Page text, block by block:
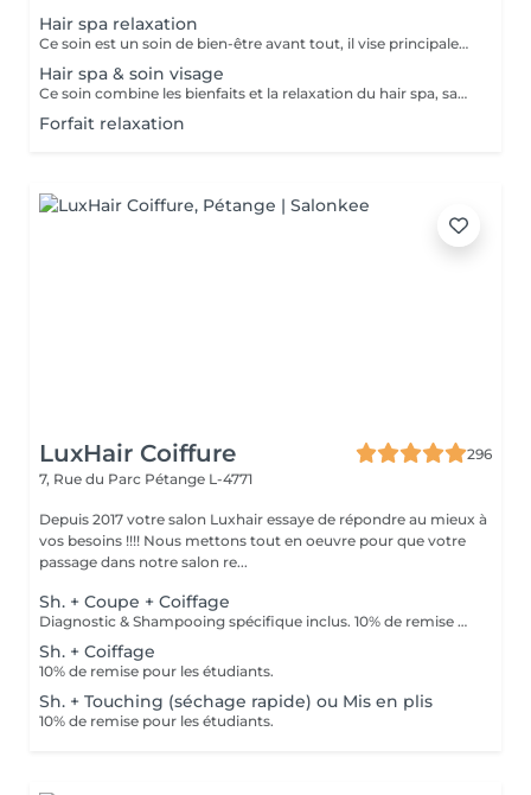
Hair spa relaxation
Ce soin est un soin de bien-être avant tout, il vise principalement à rééquilibrer l'harmonie du corps par des techniques et des pressions de massage au niveau du cuir chevelu, de la nuque et des épaules . Les huiles utilisées sont essentiellement là pour traiter les différentes caractéristiques de votre cuir chevelu et vos cheveux, merci de nous informer en cas d'allergie. Ce soin inclut des huiles essentielles, il est important de nous prévenir en cas de grossesse ou d'allergie. Déroulement du soin ; pose d'une huile spécifique gommage du cuir chevelu bain de vapeur et massage crânien masque des cheveux séchage Ce soin ne comprend pas de coiffure, ni de brushing à la fin du soin, uniquement un séchage.
Hair spa & soin visage
Ce soin combine les bienfaits et la relaxation du hair spa, savourez un soin du cuir chevelu associé à un massage de la nuque, des épaules et de la tête en traitant vous peau en même temps. Ce soin ne comprend pas de coiffure à la fin, ni de brushing, uniquement un séchage.
Forfait relaxation
LuxHair Coiffure
296
7, Rue du Parc Pétange L-4771
Depuis 2017 votre salon Luxhair essaye de répondre au mieux à
vos besoins !!!! Nous mettons tout en oeuvre pour que votre
passage dans notre salon re...
Sh. + Coupe + Coiffage
Diagnostic & Shampooing spécifique inclus. 10% de remise pour les étudiants (surr présentation d'un justificatif).
Sh. + Coiffage
10% de remise pour les étudiants.
Sh. + Touching (séchage rapide) ou Mis en plis
10% de remise pour les étudiants.